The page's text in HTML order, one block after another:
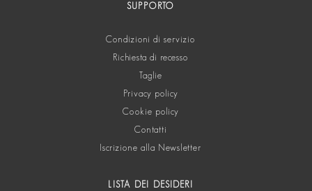
SUPPORTO
Condizioni di servizio
Richiesta di recesso
Taglie
Privacy policy
Cookie policy
Contatti
Iscrizione alla Newsletter
LISTA DEI DESIDERI